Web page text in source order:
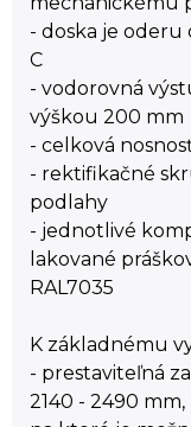
- doska je oderu
C
- vodorovná
výškou 200 mm
- celková
- rektifikačné
podlahy
- jednotlivé
lakované
RAL7035
K základnému
- prestaviteľná
2140 - 2490